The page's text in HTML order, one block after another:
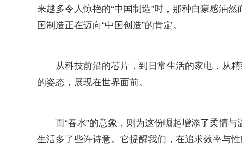
来越多令人惊艳的“中国制造”时，那种自豪感油
国制造正在迈向“中国创造”的肯定。
从科技前沿的芯片，到日常生活的家电，从
的姿态，展现在世界面前。
而“春水”的意象，则为这份崛起增添了柔情
生活多了些许诗意。它提醒我们，在追求效率与